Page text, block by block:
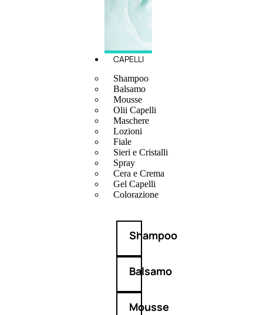
CAPELLI
Shampoo
Balsamo
Mousse
Olii Capelli
Maschere
Lozioni
Fiale
Sieri e Cristalli
Spray
Cera e Crema
Gel Capelli
Colorazione
Shampoo
Balsamo
Mousse